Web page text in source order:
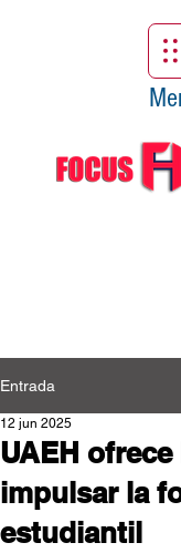
Entrada
UAEH
impulsar la
estudiantil
12 jun 2025